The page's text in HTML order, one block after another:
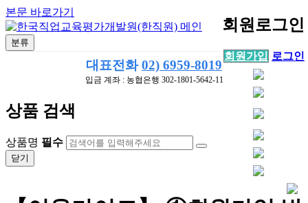
본문 바로가기
회원로그인
회원가입 로그인
분류
대표전화02) 6959-8019
입금 계좌 : 농협은행 302-1801-5642-11
상품 검색
상품명 필수
닫기